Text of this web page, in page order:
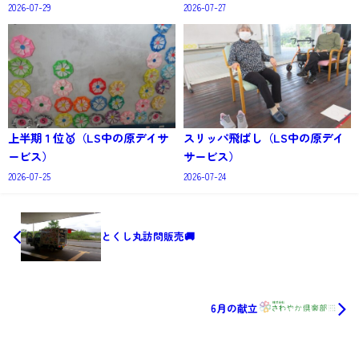
2026-07-29 2026-07-27
上半期１位🥇（LS中の原デイサ
ービス）
2026-07-25
スリッパ飛ばし（LS中の原デイ
サービス）
2026-07-24
とくし丸訪問販売🚚
6月の献立